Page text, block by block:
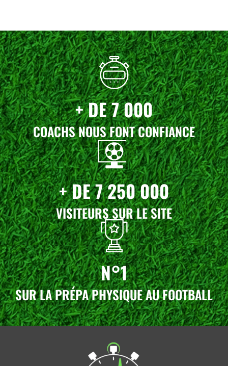
é
t
a
i
t
:
4
5
,
0
0
€
.
s
t
:
3
9
,
0
0
€
.
+ DE 7 000
COACHS NOUS FONT CONFIANCE
+ DE 7 250 000
VISITEURS SUR LE SITE
N°1
SUR LA PRÉPA PHYSIQUE AU FOOTBALL